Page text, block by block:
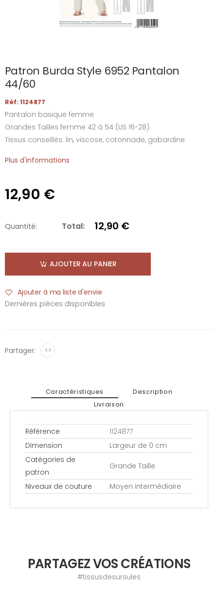
Patron Burda Style 6952 Pantalon
44/60
Réf: 1124877
Pantalon basique femme
Grandes Tailles femme 42 à 54 (US 16-28)
Tissus conseillés: lin, viscose, cotonnade, gabardine
Plus d'informations
12,90 €
Quantité: Total: 12,90 €
AJOUTER AU PANIER
Ajouter à ma liste d'envie
Dernières pièces disponibles
Partager: <>
Caractéristiques
Description
Livraison
Référence
1124877
Dimension
Largeur de 0 cm
Catégories de
patron
Grande Taille
Niveaux de couture Moyen intermédiaire
PARTAGEZ VOS CRÉATIONS
#tissusdesursules